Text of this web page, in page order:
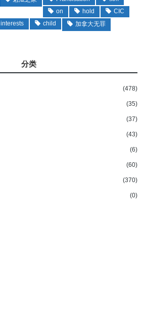
on
hold
CIC
interests child
加拿大无罪
分类
(478)
(35)
(37)
(43)
(6)
(60)
(370)
(0)